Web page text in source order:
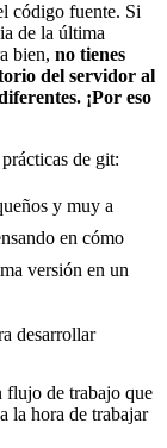
código fuente. Si
de la última
bien, no tienes
del servidor al
¡Por eso
de git:
y muy a
en cómo
versión en un
desarrollar
flujo de trabajo que
la hora de trabajar